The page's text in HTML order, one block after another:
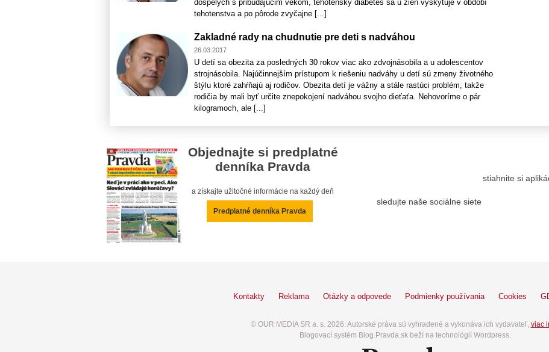
dospelých s pribúdajúcim vekom, tehotenský diabetes sa u žien vyskytuje v období
tehotenstva a po pôrode zvyčajne [...]
Zakladné rady na chudnutie pre deti s nadváhou
26.03.2017
U detí sa obezita za posledných 30 rokov viac ako zdvojnásobila a u adolescentov
strojnásobila. Najúčinnejším prístupom k riešeniu nadváhy u detí sú zmeny životného
štýlu ktoré zahŕňajú aj rodičov. Obezita detí je vážny a stále rastúci problém, takže
rodičia by mali byť určite znepokojení nadváhou svojho dieťaťa. Nehovoríme o pár
kilogramoch, ale [...]
Objednajte si predplatné
denníka Pravda
a získajte užitočné informácie na každý deň
Predplatné denníka Pravda
sledujte naše sociálne siete
stiahnite si
Kontakty Reklama Otázky a odpovede Podmienky používania Cookies
© OUR MEDIA SR a. s. 2026. Autorské práva sú vyhradené a vykonáva ich vydavateľ, viac
Blogovací systém Blog.Pravda.sk beží na technológií Wordpress.